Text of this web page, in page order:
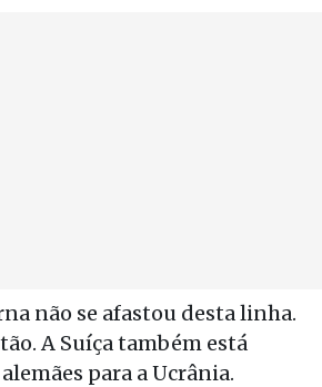
não se afastou desta linha.
A Suíça também está
para a Ucrânia.